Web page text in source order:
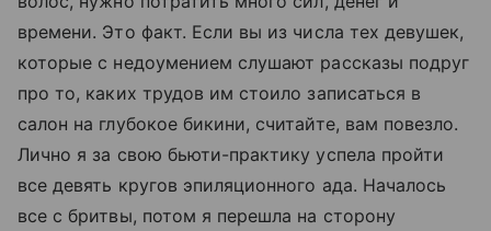
времени. Это факт. Если вы из числа тех девушек,
которые с недоумением слушают рассказы подруг
про то, каких трудов им стоило записаться в
салон на глубокое бикини, считайте, вам повезло.
Лично я за свою бьюти-практику успела пройти
все девять кругов эпиляционного ада. Началось
все с бритвы, потом я перешла на сторону